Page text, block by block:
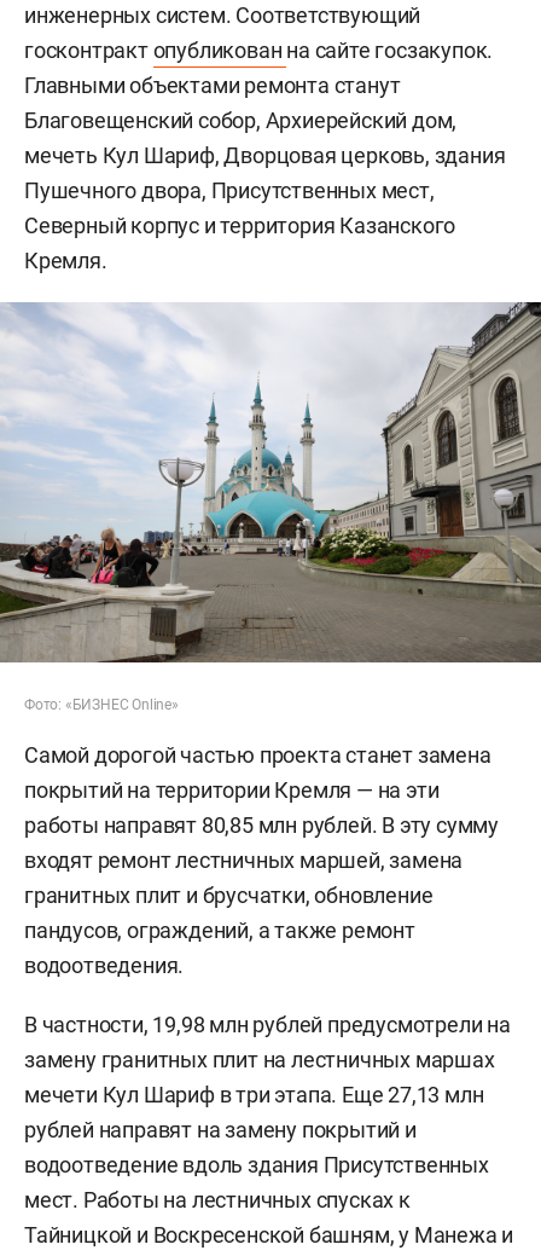
инженерных систем. Соответствующий
госконтрактопубликован на сайте госзакупок.
Главными объектами ремонта станут
Благовещенский собор, Архиерейский дом,
мечеть Кул Шариф, Дворцовая церковь, здания
Пушечного двора, Присутственных мест,
Северный корпус и территория Казанского
Кремля.
Фото: «БИЗНЕС Online»
Самой дорогой частью проекта станет замена
покрытий на территории Кремля — на эти
работы направят 80,85 млн рублей. В эту сумму
входят ремонт лестничных маршей, замена
гранитных плит и брусчатки, обновление
пандусов, ограждений, а также ремонт
водоотведения.
В частности, 19,98 млн рублей предусмотрели на
замену гранитных плит на лестничных маршах
мечети Кул Шариф в три этапа. Еще 27,13 млн
рублей направят на замену покрытий и
водоотведение вдоль здания Присутственных
мест. Работы на лестничных спусках к
Тайницкой и Воскресенской башням, у Манежа и